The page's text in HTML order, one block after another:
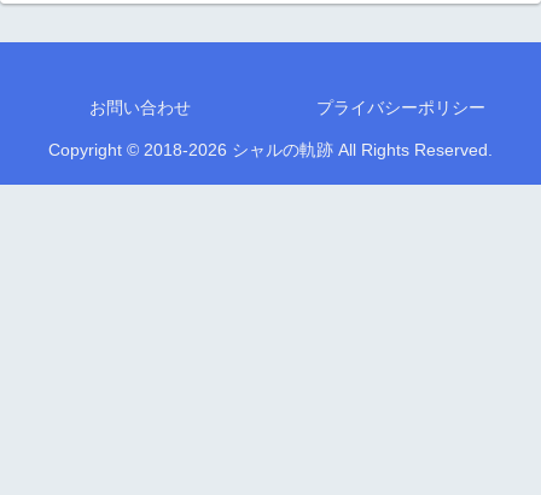
お問い合わせ プライバシーポリシー
Copyright © 2018-2026 シャルの軌跡 All Rights Reserved.